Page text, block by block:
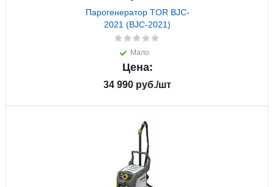
Парогенератор TOR BJC-
2021 (BJC-2021)
Мало
Цена:
34 990 руб./шт